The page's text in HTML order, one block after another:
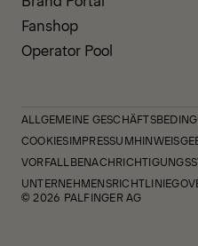
Fanshop
Operator Pool
ALLGEMEINE
COOKIESIMPRESSUM
UNTERNEHMENSRICHTLINIE
© 2026 PALFINGER AG